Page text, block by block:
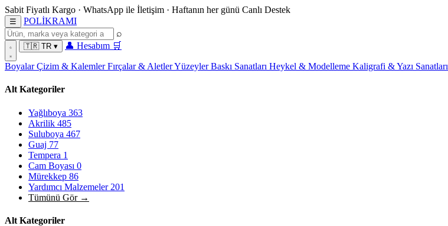
Sabit Fiyatlı Kargo · WhatsApp ile İletişim · Haftanın her günü Canlı Destek
☰ POLİKRAMI
⌕
🇹🇷 TR ▾ 👤 Hesabım 🛒
BoyalarÇizim & KalemlerFırçalar & AletlerYüzeylerBaskı Sanatları Heykel & Modelleme Kaligrafi & Yazı Sanatları
Alt Kategoriler
Yağlıboya 363
Akrilik 485
Suluboya 467
Guaj 77
Tempera 1
Cam Boyası 0
Mürekkep 86
Yardımcı Malzemeler 201
Tümünü Gör →
Alt Kategoriler